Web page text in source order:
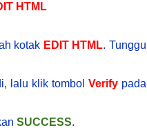
HTML
kotak EDIT HTML. Tunggu
lalu klik tombol Verify pada
SUCCESS.